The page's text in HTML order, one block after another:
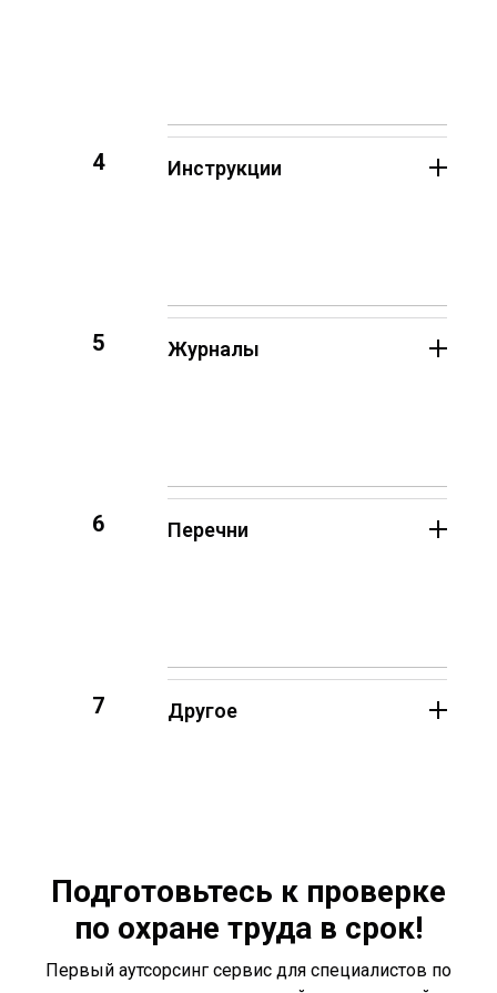
4 Инструкции
5 Журналы
6 Перечни
7 Другое
Подготовьтесь к проверке
по охране труда в срок!
Первый аутсорсинг сервис для специалистов по